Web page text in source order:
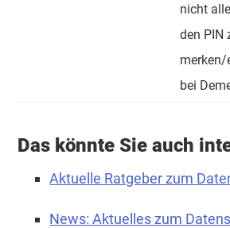
nicht
den PIN
merken/
bei
Das könnte Sie auch
Aktuelle Ratgeber zum
News: Aktuelles zum